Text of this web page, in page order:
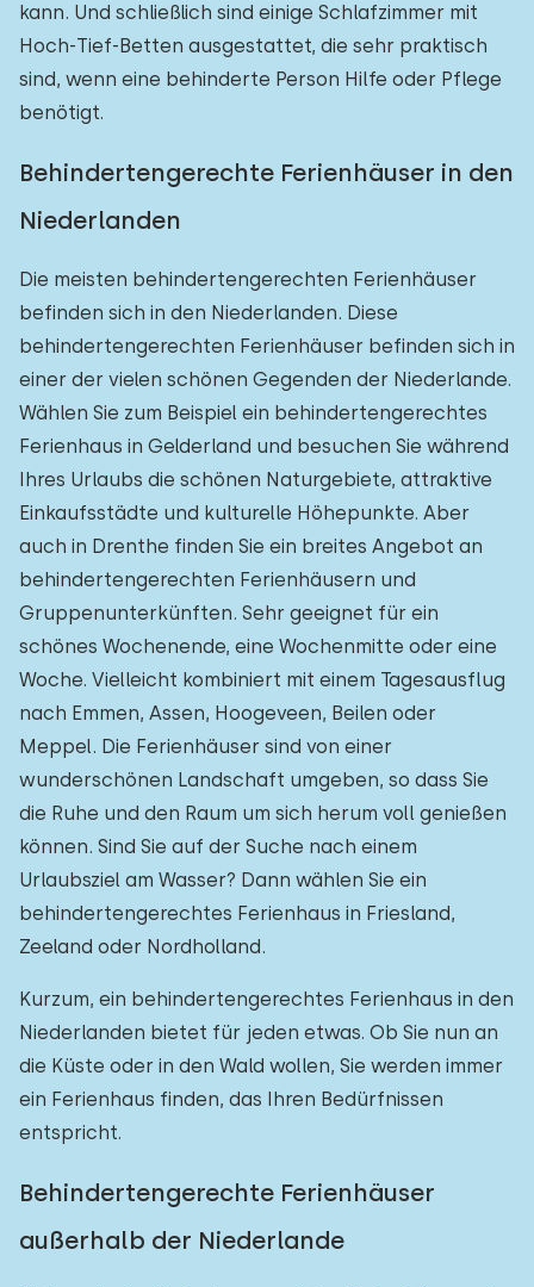
kann. Und schließlich sind einige Schlafzimmer mit
Hoch-Tief-Betten ausgestattet, die sehr praktisch
sind, wenn eine behinderte Person Hilfe oder Pflege
benötigt.
Behindertengerechte Ferienhäuser in den
Niederlanden
Die meisten behindertengerechten Ferienhäuser
befinden sich in den Niederlanden. Diese
behindertengerechten Ferienhäuser befinden sich in
einer der vielen schönen Gegenden der Niederlande.
Wählen Sie zum Beispiel ein behindertengerechtes
Ferienhaus in Gelderland und besuchen Sie während
Ihres Urlaubs die schönen Naturgebiete, attraktive
Einkaufsstädte und kulturelle Höhepunkte. Aber
auch in Drenthe finden Sie ein breites Angebot an
behindertengerechten Ferienhäusern und
Gruppenunterkünften. Sehr geeignet für ein
schönes Wochenende, eine Wochenmitte oder eine
Woche. Vielleicht kombiniert mit einem Tagesausflug
nach Emmen, Assen, Hoogeveen, Beilen oder
Meppel. Die Ferienhäuser sind von einer
wunderschönen Landschaft umgeben, so dass Sie
die Ruhe und den Raum um sich herum voll genießen
können. Sind Sie auf der Suche nach einem
Urlaubsziel am Wasser? Dann wählen Sie ein
behindertengerechtes Ferienhaus in Friesland,
Zeeland oder Nordholland.
Kurzum, ein behindertengerechtes Ferienhaus in den
Niederlanden bietet für jeden etwas. Ob Sie nun an
die Küste oder in den Wald wollen, Sie werden immer
ein Ferienhaus finden, das Ihren Bedürfnissen
entspricht.
Behindertengerechte Ferienhäuser
außerhalb der Niederlande